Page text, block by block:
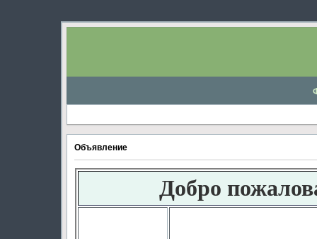
Объявление
Добро